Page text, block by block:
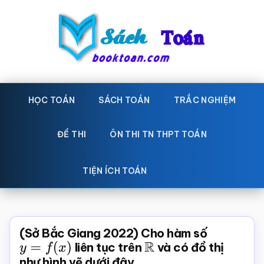
Sách
Toán
toán
Học
toán,
giáo
Toán,
trắc
HỌC TOÁN SÁCH TOÁN TRẮC NGHIỆM
ĐỀ THI ÔN THI TN THPT TOÁN
TIỆN ÍCH TOÁN
(Sở Bắc Giang 2022) Cho hàm số
y=f( x) liên tục trên R và có đồ thị